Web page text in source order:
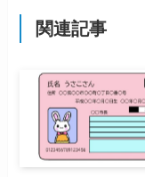
関連記事